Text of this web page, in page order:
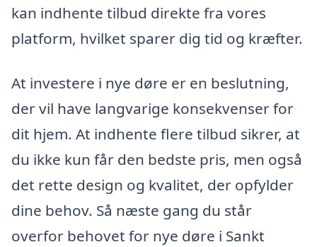
kan indhente tilbud direkte fra vores
platform, hvilket sparer dig tid og kræfter.
At investere i nye døre er en beslutning,
der vil have langvarige konsekvenser for
dit hjem. At indhente flere tilbud sikrer, at
du ikke kun får den bedste pris, men også
det rette design og kvalitet, der opfylder
dine behov. Så næste gang du står
overfor behovet for nye døre i Sankt